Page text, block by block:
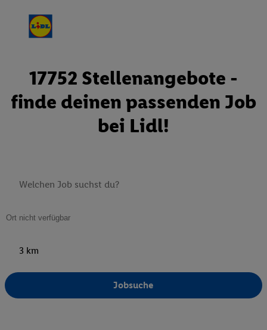
17752 Stellenangebote -
finde deinen passenden Job
bei Lidl!
3 km
Jobsuche